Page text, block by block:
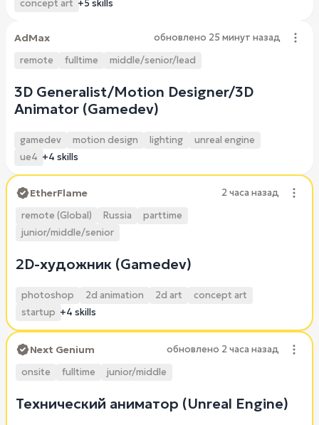
concept art +5 skills
AdMax
remote fulltime middle/senior/lead
обновлено 25 минут назад
3D Generalist/Motion Designer/3D
Animator (Gamedev)
gamedev motion design lighting
unreal engine
ue4 +4 skills
EtherFlame
remote (Global) Russia
parttime
junior/middle/senior
2 часа назад
2D-художник (Gamedev)
photoshop 2d animation 2d art
concept art
startup +4 skills
Next Genium
onsite fulltime junior/middle
обновлено 2 часа назад
Технический аниматор (Unreal Engine)